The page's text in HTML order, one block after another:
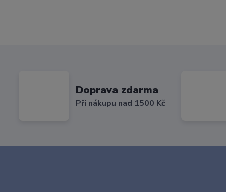
Doprava zdarma
Při nákupu nad 1500 Kč